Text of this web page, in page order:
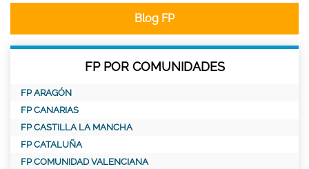
Blog FP
FP POR COMUNIDADES
FP ARAGÓN
FP CANARIAS
FP CASTILLA LA MANCHA
FP CATALUÑA
FP COMUNIDAD VALENCIANA